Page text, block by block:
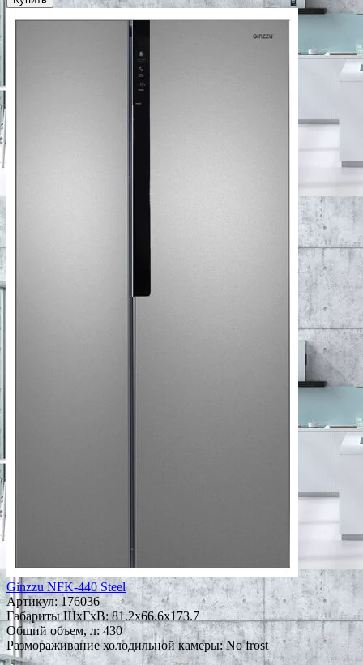
Ginzzu NFK-440 Steel
Артикул: 176036
Габариты ШxГxВ: 81.2x66.6x173.7
Общий объем, л: 430
Размораживание холодильной камеры: No frost